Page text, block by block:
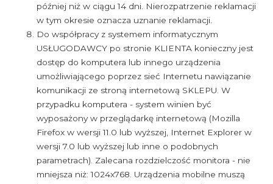
później niż w ciągu 14 dni. Nierozpatrzenie reklamacji
w tym okresie oznacza uznanie reklamacji.
Do współpracy z systemem informatycznym
USŁUGODAWCY po stronie KLIENTA konieczny jest
dostęp do komputera lub innego urządzenia
umożliwiającego poprzez sieć Internetu nawiązanie
komunikacji ze stroną internetową SKLEPU. W
przypadku komputera - system winien być
wyposażony w przeglądarkę internetową (Mozilla
Firefox w wersji 11.0 lub wyższej, Internet Explorer w
wersji 7.0 lub wyższej lub inne o podobnych
parametrach). Zalecana rozdzielczość monitora - nie
mniejsza niż: 1024x768. Urządzenia mobilne muszą